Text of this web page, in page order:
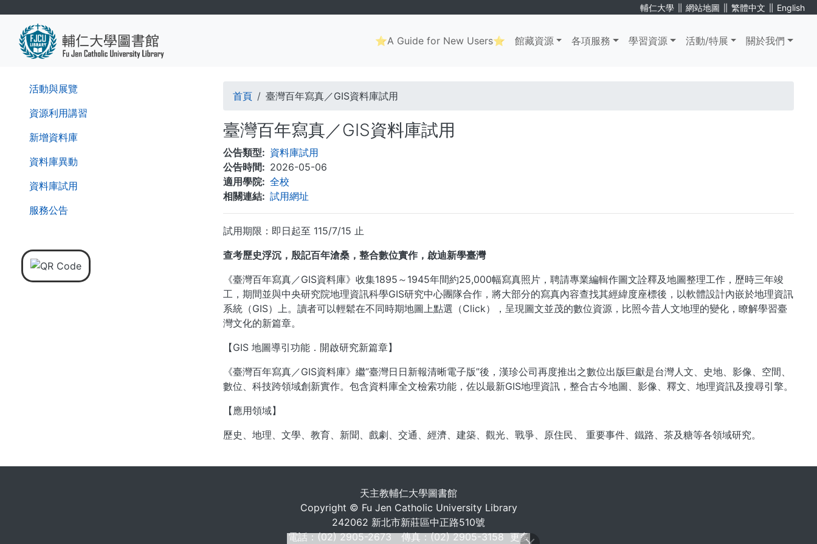
輔仁大學 ∥ 網站地圖 ∥ 繁體中文 ∥ English
Main
navigation
⭐A Guide for New Users⭐ 館藏資源 各項服務 學習資源 活動/特展 關於我們
活動與展覽
資源利用講習
新增資料庫
資料庫異動
資料庫試用
服務公告
導
航
連
結
首頁 臺灣百年寫真／GIS資料庫試用
臺灣百年寫真／GIS資料庫試用
公告類型
資料庫試用
公告時間
2026-05-06
適用學院
全校
相關連結
試用網址
試用期限：即日起至 115/7/15 止
查考歷史浮沉，殷記百年滄桑，整合數位實作，啟迪新學臺灣
《臺灣百年寫真／GIS資料庫》收集1895～1945年間約25,000幅寫真照片，聘請專業編輯作圖文詮釋及地圖整理工作，歷時三年竣
工，期間並與中央研究院地理資訊科學GIS研究中心團隊合作，將大部分的寫真內容查找其經緯度座標後，以軟體設計內嵌於地理資訊
系統（GIS）上。讀者可以輕鬆在不同時期地圖上點選（Click），呈現圖文並茂的數位資源，比照今昔人文地理的變化，瞭解學習臺
灣文化的新篇章。
【GIS 地圖導引功能．開啟研究新篇章】
《臺灣百年寫真／GIS資料庫》繼”臺灣日日新報清晰電子版”後，漢珍公司再度推出之數位出版巨獻是台灣人文、史地、影像、空間、
數位、科技跨領域創新實作。包含資料庫全文檢索功能，佐以最新GIS地理資訊，整合古今地圖、影像、釋文、地理資訊及搜尋引擎。
【應用領域】
歷史、地理、文學、教育、新聞、戲劇、交通、經濟、建築、觀光、戰爭、原住民、 重要事件、鐵路、茶及糖等各領域研究。
天主教輔仁大學圖書館
Copyright © Fu Jen Catholic University Library
242062 新北市新莊區中正路510號
電話：(02) 2905-2673 傳真：(02) 2905-3158更多